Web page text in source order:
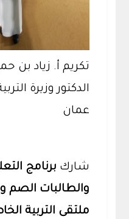
تكريم أ. زياد بن
الدكتور وزيرة
عمان
شارك برنامج
والطالبات
ملتقى التربية